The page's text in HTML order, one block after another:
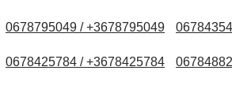
0678795049 / +3678795049
0678425784 / +3678425784